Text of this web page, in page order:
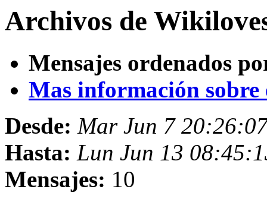
Archivos de
Mensajes ordenados
Mas información sobre
Desde: Mar Jun 7
Hasta: Lun Jun 13
Mensajes: 10